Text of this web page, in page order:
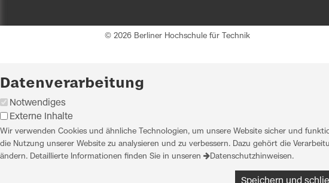
© 2026 Berliner Hochschule für Technik
Datenverarbeitung
Notwendiges
Externe Inhalte
Wir verwenden Cookies und ähnliche Technologien, um unsere Website sicher und
die Nutzung unserer Website zu analysieren und zu verbessern. Dazu gehört die
ändern. Detaillierte Informationen finden Sie in unseren
Datenschutzhinweisen.
Speichern und